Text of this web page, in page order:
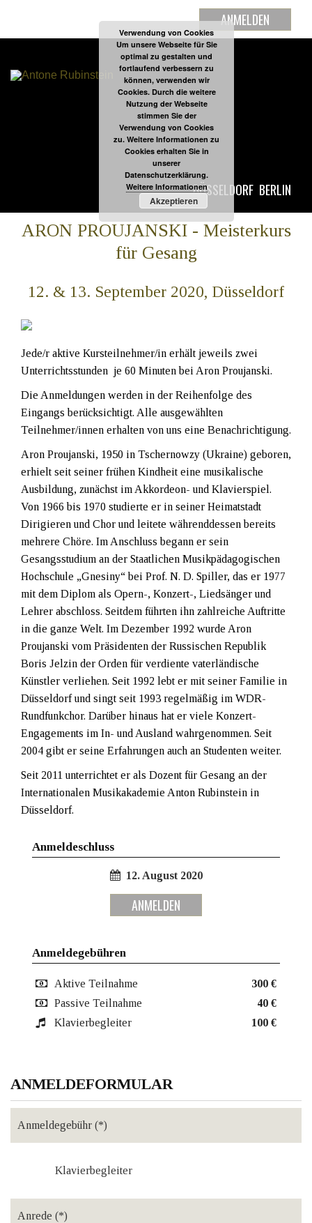
ANMELDEN
DÜSSELDORF BERLIN
ARON PROUJANSKI - Meisterkurs
für Gesang
12. & 13. September 2020, Düsseldorf
Jede/r aktive Kursteilnehmer/in erhält jeweils zwei
Unterrichtsstunden je 60 Minuten bei Aron Proujanski.
Die Anmeldungen werden in der Reihenfolge des
Eingangs berücksichtigt. Alle ausgewählten
Teilnehmer/innen erhalten von uns eine Benachrichtigung.
Aron Proujanski, 1950 in Tschernowzy (Ukraine) geboren,
erhielt seit seiner frühen Kindheit eine musikalische
Ausbildung, zunächst im Akkordeon- und Klavierspiel.
Von 1966 bis 1970 studierte er in seiner Heimatstadt
Dirigieren und Chor und leitete währenddessen bereits
mehrere Chöre. Im Anschluss begann er sein
Gesangsstudium an der Staatlichen Musikpädagogischen
Hochschule „Gnesiny“ bei Prof. N. D. Spiller, das er 1977
mit dem Diplom als Opern-, Konzert-, Liedsänger und
Lehrer abschloss. Seitdem führten ihn zahlreiche Auftritte
in die ganze Welt. Im Dezember 1992 wurde Aron
Proujanski vom Präsidenten der Russischen Republik
Boris Jelzin der Orden für verdiente vaterländische
Künstler verliehen. Seit 1992 lebt er mit seiner Familie in
Düsseldorf und singt seit 1993 regelmäßig im WDR-
Rundfunkchor. Darüber hinaus hat er viele Konzert-
Engagements im In- und Ausland wahrgenommen. Seit
2004 gibt er seine Erfahrungen auch an Studenten weiter.
Seit 2011 unterrichtet er als Dozent für Gesang an der
Internationalen Musikakademie Anton Rubinstein in
Düsseldorf.
Anmeldeschluss
12. August 2020
ANMELDEN
Anmeldegebühren
Aktive Teilnahme
300 €
Passive Teilnahme
40 €
Klavierbegleiter
100 €
ANMELDEFORMULAR
Klavierbegleiter
Verwendung von Cookies
Um unsere Webseite für Sie
optimal zu gestalten und
fortlaufend verbessern zu
können, verwenden wir
Cookies. Durch die weitere
Nutzung der Webseite
stimmen Sie der
Verwendung von Cookies
zu. Weitere Informationen zu
Cookies erhalten Sie in
unserer
Datenschutzerklärung.
Weitere Informationen
Akzeptieren